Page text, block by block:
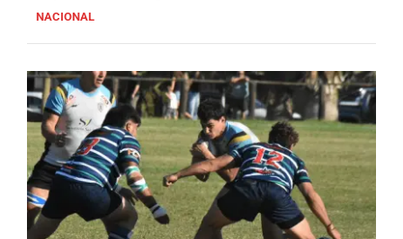
NACIONAL